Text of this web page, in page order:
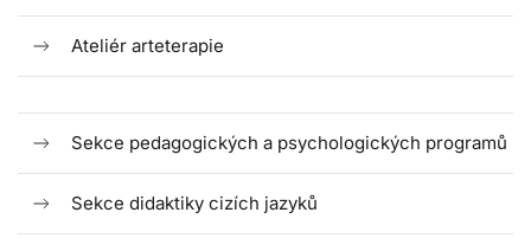
Ateliér arteterapie
Sekce pedagogických a psychologických programů
Sekce didaktiky cizích jazyků